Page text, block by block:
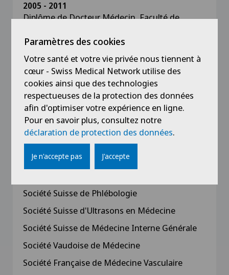
2005 - 2011
Diplôme de Docteur Médecin, Faculté de
Pharmacie « Carol Davila », Bucarest, Roumanie
Affiliations
Fédération des médecins suisses FMH
Union des Sociétés Suisses des Maladies
Vasculaires
Société Suisse de Phlébologie
Société Suisse d'Ultrasons en Médecine
Société Suisse de Médecine Interne Générale
Société Vaudoise de Médecine
Société Française de Médecine Vasculaire
Paramètres des cookies
Votre santé et votre vie privée nous tiennent à
cœur - Swiss Medical Network utilise des
cookies ainsi que des technologies
respectueuses de la protection des données
afin d'optimiser votre expérience en ligne.
Pour en savoir plus, consultez notre
déclaration de protection des données.
Je n'accepte pas J'accepte